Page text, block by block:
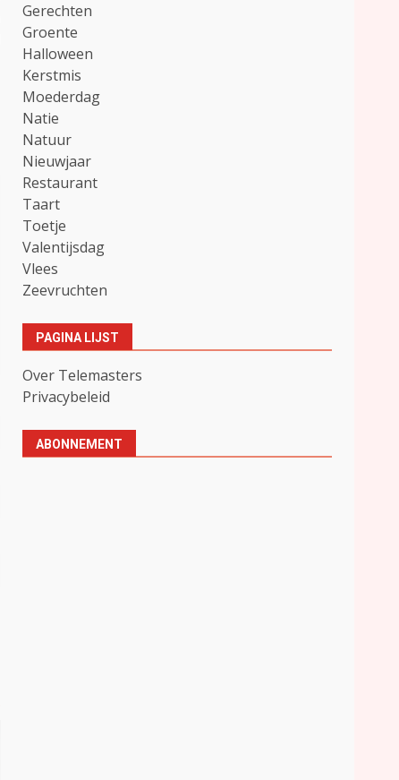
Gerechten
Groente
Halloween
Kerstmis
Moederdag
Natie
Natuur
Nieuwjaar
Restaurant
Taart
Toetje
Valentijsdag
Vlees
Zeevruchten
PAGINA LIJST
Over Telemasters
Privacybeleid
ABONNEMENT